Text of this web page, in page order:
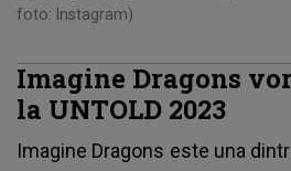
foto: Instagram)
Imagine Dragons
la UNTOLD 2023
Imagine Dragons este una